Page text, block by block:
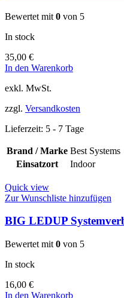
Bewertet mit 0 von 5
In stock
35,00 €
In den Warenkorb
exkl. MwSt.
zzgl. Versandkosten
Lieferzeit: 5 - 7 Tage
Brand / Marke Best Systems
Einsatzort
Indoor
Quick view
Zur Wunschliste hinzufügen
BIG LEDUP
Bewertet mit 0 von 5
In stock
16,00 €
In den Warenkorb